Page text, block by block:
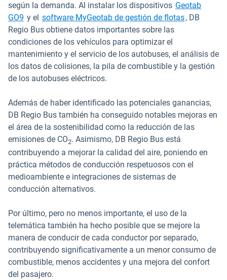
según la demanda. Al instalar los dispositivos Geotab
GO9 y el software MyGeotab de gestión de flotas, DB
Regio Bus obtiene datos importantes sobre las
condiciones de los vehículos para optimizar el
mantenimiento y el servicio de los autobuses, el análisis de
los datos de colisiones, la pila de combustible y la gestión
de los autobuses eléctricos.
Además de haber identificado las potenciales ganancias,
DB Regio Bus también ha conseguido notables mejoras en
el área de la sostenibilidad como la reducción de las
emisiones de CO2. Asimismo, DB Regio Bus está
contribuyendo a mejorar la calidad del aire, poniendo en
práctica métodos de conducción respetuosos con el
medioambiente e integraciones de sistemas de
conducción alternativos.
Por último, pero no menos importante, el uso de la
telemática también ha hecho posible que se mejore la
manera de conducir de cada conductor por separado,
contribuyendo significativamente a un menor consumo de
combustible, menos accidentes y una mejora del confort
del pasajero.